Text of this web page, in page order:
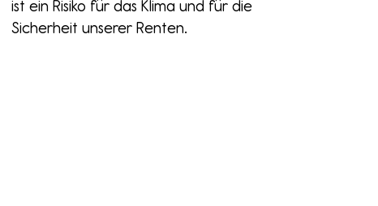
ist ein Risiko für das Klima und für die
Sicherheit unserer Renten.